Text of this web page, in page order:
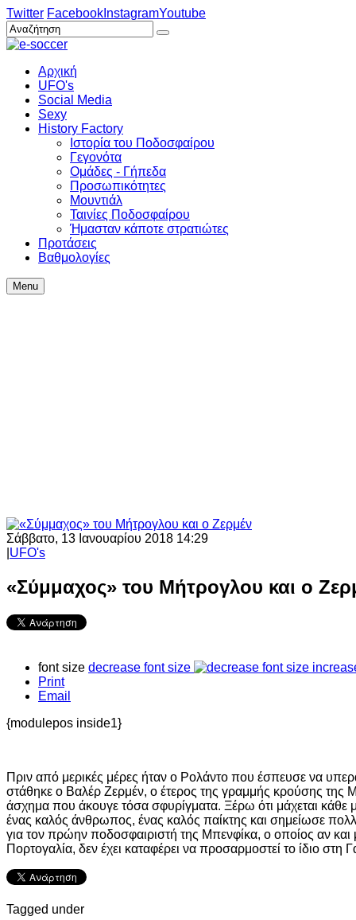
Twitter Facebook InstagramYoutube
Αρχική
UFO's
Social Media
Sexy
History Factory
Ιστορία του Ποδοσφαίρου
Γεγονότα
Ομάδες - Γήπεδα
Προσωπικότητες
Μουντιάλ
Ταινίες Ποδοσφαίρου
Ήμασταν κάποτε στρατιώτες
Προτάσεις
Βαθμολογίες
Menu
Σάββατο, 13 Ιανουαρίου 2018 14:29
UFO's
«Σύμμαχος» του Μήτρογλου και ο
font size decrease font size
Print
Email
{modulepos inside1}
Πριν από μερικές μέρες ήταν ο Ρολάντο που έσπευσε να
στάθηκε ο Βαλέρ Ζερμέν, ο έτερος της γραμμής κρούσης της
άσχημα που άκουγε τόσα σφυρίγματα. Ξέρω ότι μάχεται κάθε
ένας καλός άνθρωπος, ένας καλός παίκτης και σημείωσε
για τον πρώην ποδοσφαιριστή της Μπενφίκα, ο οποίος αν
Πορτογαλία, δεν έχει καταφέρει να προσαρμοστεί το ίδιο
Tagged under